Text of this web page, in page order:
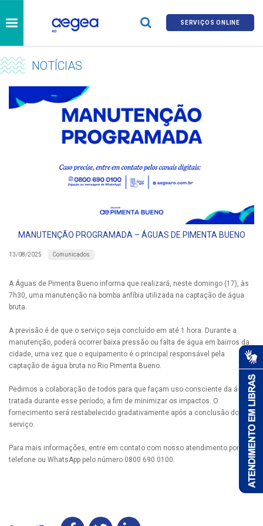
SERVIÇOS ONLINE
NOTÍCIAS
MANUTENÇÃO PROGRAMADA – ÁGUAS DE PIMENTA BUENO
13/08/2025 Comunicados
A Águas de Pimenta Bueno informa que realizará, neste domingo (17), às
7h30, uma manutenção na bomba anfíbia utilizada na captação de água
bruta.
A previsão é de que o serviço seja concluído em até 1 hora. Durante a
manutenção, poderá ocorrer baixa pressão ou falta de água em bairros da
cidade, uma vez que o equipamento é o principal responsável pela
captação de água bruta no Rio Pimenta Bueno.
Pedimos a colaboração de todos para que façam uso consciente da água
tratada durante esse período, a fim de minimizar os impactos. O
fornecimento será restabelecido gradativamente após a conclusão do
serviço.
Para mais informações, entre em contato com nosso atendimento por
telefone ou WhatsApp pelo número 0800 690 0100.